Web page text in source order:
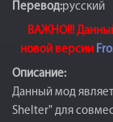
Перевод:русский
ВАЖНО!!!
новой версии
Описание:
Данный мод
Shelter" для